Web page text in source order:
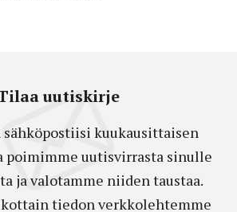
uutiskirje
sähköpostiisi kuukausittaisen
poimimme uutisvirrasta sinulle
ja valotamme niiden taustaa.
tiedon verkkolehtemme